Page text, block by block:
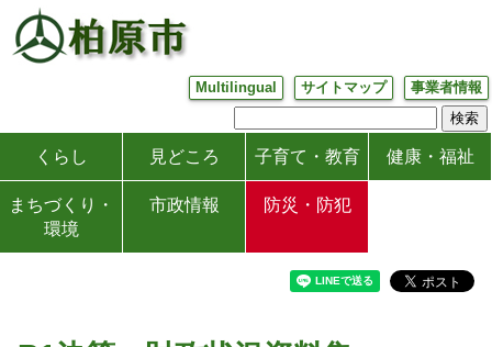
Multilingual サイトマップ 事業者情報
くらし 見どころ 子育て・教育 健康・福祉
まちづくり・
環境
市政情報 防災・防犯